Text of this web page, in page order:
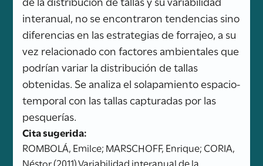
interanual, no se encontraron tendencias sino
diferencias en las estrategias de forrajeo, a su
vez relacionado con factores ambientales que
podrían variar la distribución de tallas
obtenidas. Se analiza el solapamiento espacio-
temporal con las tallas capturadas por las
pesquerías.
Cita sugerida:
ROMBOLÁ, Emilce; MARSCHOFF, Enrique; CORIA,
Néstor (2011) Variabilidad interanual de la